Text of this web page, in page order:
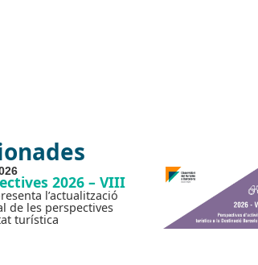
2026 – VIII
l’actualització
de les perspectives
turística